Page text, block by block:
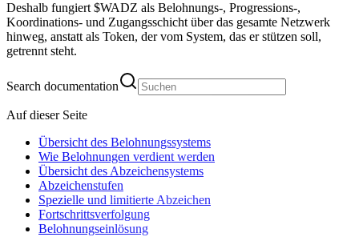
Deshalb fungiert $WADZ als Belohnungs-, Progressions-,
Koordinations- und Zugangsschicht über das gesamte Netzwerk
hinweg, anstatt als Token, der vom System, das er stützen soll,
getrennt steht.
Search documentation
Auf dieser Seite
Übersicht des Belohnungssystems
Wie Belohnungen verdient werden
Übersicht des Abzeichensystems
Abzeichenstufen
Spezielle und limitierte Abzeichen
Fortschrittsverfolgung
Belohnungseinlösung